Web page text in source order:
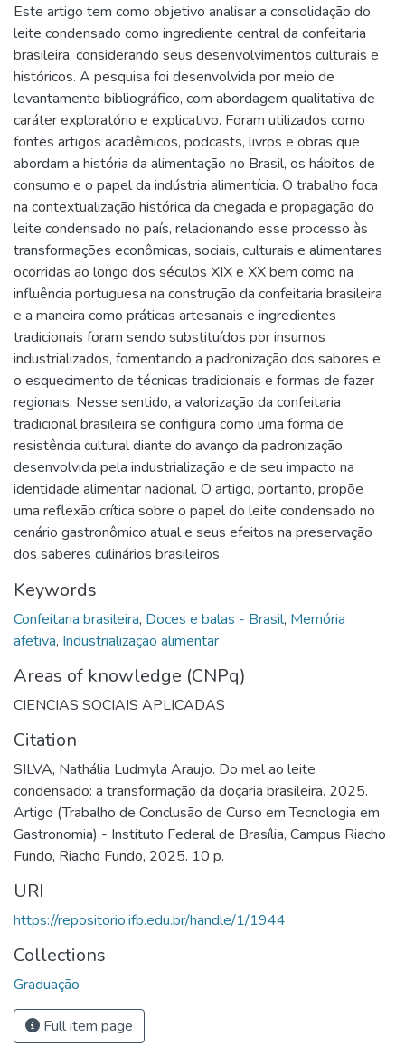
Este artigo tem como objetivo analisar a consolidação do
leite condensado como ingrediente central da confeitaria
brasileira, considerando seus desenvolvimentos culturais e
históricos. A pesquisa foi desenvolvida por meio de
levantamento bibliográfico, com abordagem qualitativa de
caráter exploratório e explicativo. Foram utilizados como
fontes artigos acadêmicos, podcasts, livros e obras que
abordam a história da alimentação no Brasil, os hábitos de
consumo e o papel da indústria alimentícia. O trabalho foca
na contextualização histórica da chegada e propagação do
leite condensado no país, relacionando esse processo às
transformações econômicas, sociais, culturais e alimentares
ocorridas ao longo dos séculos XIX e XX bem como na
influência portuguesa na construção da confeitaria brasileira
e a maneira como práticas artesanais e ingredientes
tradicionais foram sendo substituídos por insumos
industrializados, fomentando a padronização dos sabores e
o esquecimento de técnicas tradicionais e formas de fazer
regionais. Nesse sentido, a valorização da confeitaria
tradicional brasileira se configura como uma forma de
resistência cultural diante do avanço da padronização
desenvolvida pela industrialização e de seu impacto na
identidade alimentar nacional. O artigo, portanto, propõe
uma reflexão crítica sobre o papel do leite condensado no
cenário gastronômico atual e seus efeitos na preservação
dos saberes culinários brasileiros.
Keywords
Confeitaria brasileira, Doces e balas - Brasil, Memória
afetiva, Industrialização alimentar
Areas of knowledge (CNPq)
CIENCIAS SOCIAIS APLICADAS
Citation
SILVA, Nathália Ludmyla Araujo. Do mel ao leite
condensado: a transformação da doçaria brasileira. 2025.
Artigo (Trabalho de Conclusão de Curso em Tecnologia em
Gastronomia) - Instituto Federal de Brasília, Campus Riacho
Fundo, Riacho Fundo, 2025. 10 p.
URI
https://repositorio.ifb.edu.br/handle/1/1944
Collections
Graduação
Full item page